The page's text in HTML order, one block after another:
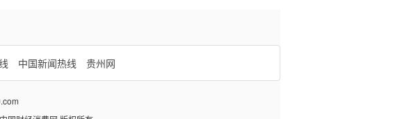
中国新闻热线 贵州网